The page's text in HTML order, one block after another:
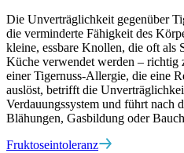
Die Unverträglichkeit gegenüber
die verminderte Fähigkeit des
kleine, essbare Knollen, die oft als
Küche verwendet werden – richtig
einer Tigernuss-Allergie, die eine
auslöst, betrifft die
Verdauungssystem und führt nach
Blähungen, Gasbildung oder
Fruktoseintoleranz